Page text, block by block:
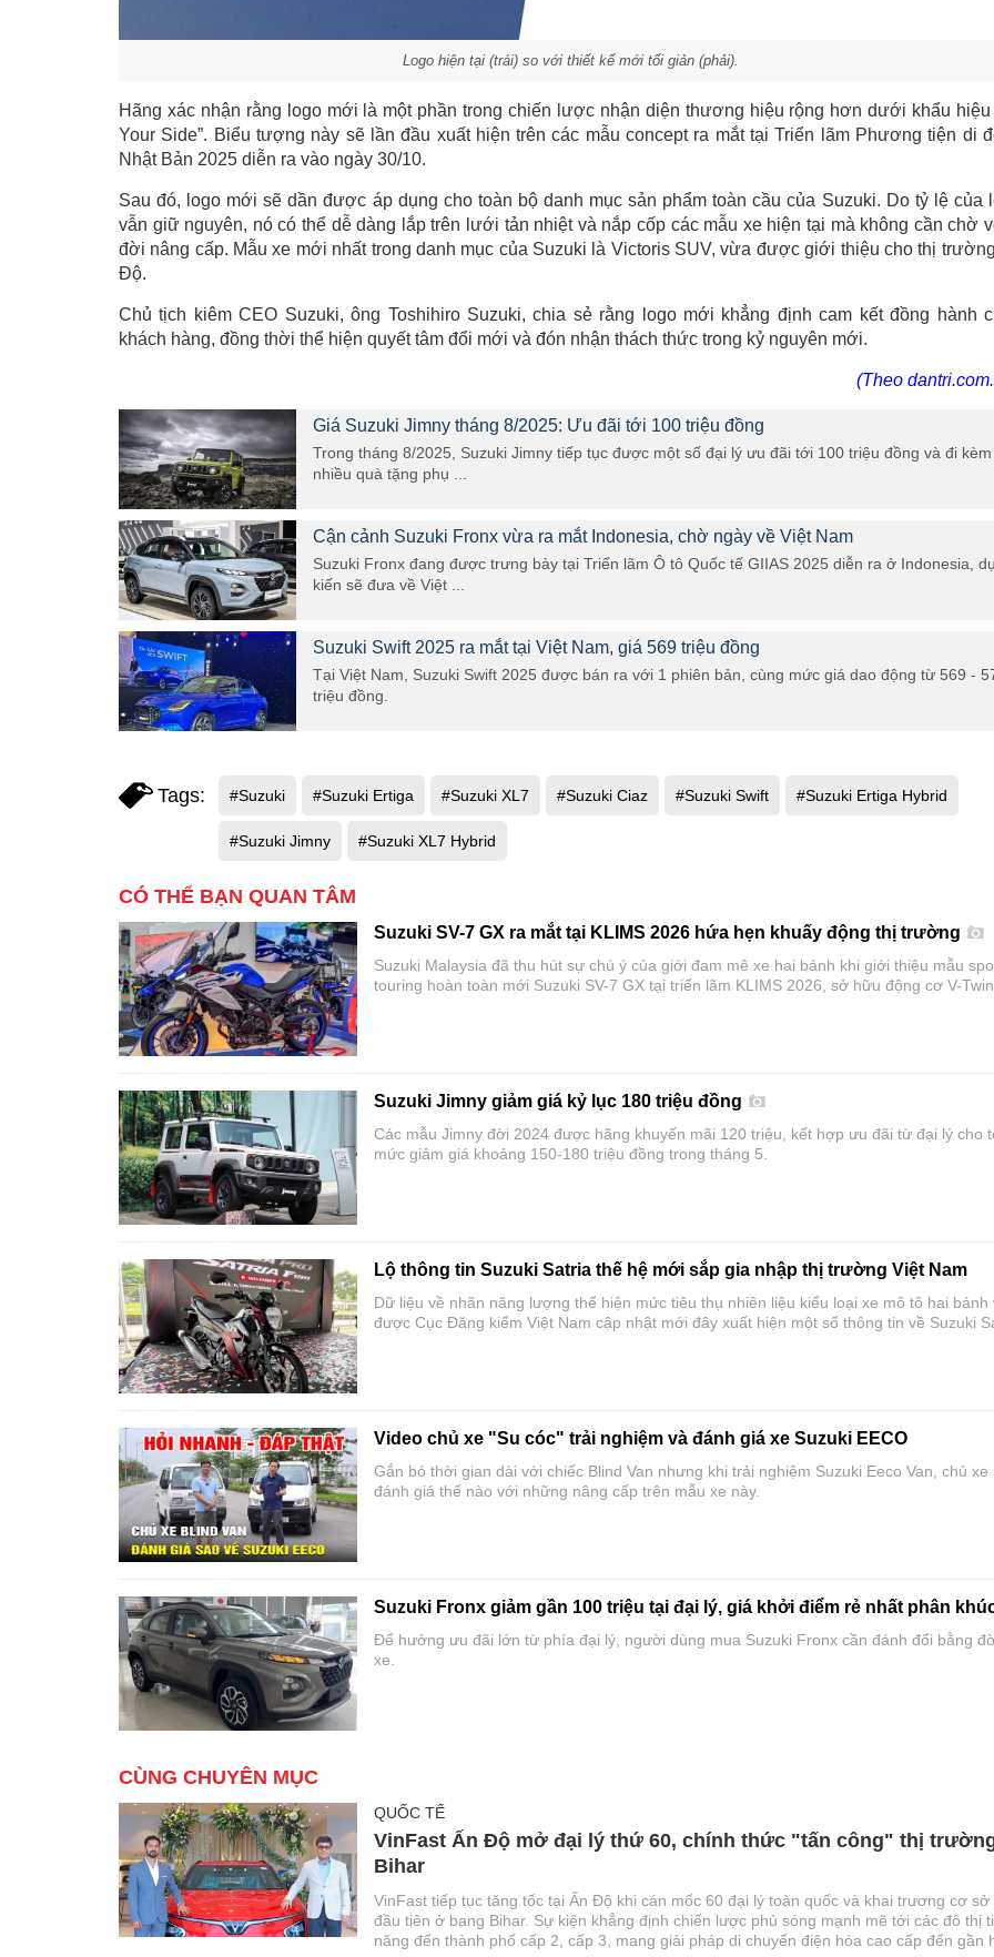
Logo hiện tại (trái) so với thiết kế mới tối giản (phải).
Hãng xác nhận rằng logo mới là một phần trong chiến lược nhận diện thương hiệu rộng hơn dưới khẩu hiệu
Your Side”. Biểu tượng này sẽ lần đầu xuất hiện trên các mẫu concept ra mắt tại Triển lãm Phương tiện di
Nhật Bản 2025 diễn ra vào ngày 30/10.
Sau đó, logo mới sẽ dần được áp dụng cho toàn bộ danh mục sản phẩm toàn cầu của Suzuki. Do tỷ lệ của
vẫn giữ nguyên, nó có thể dễ dàng lắp trên lưới tản nhiệt và nắp cốp các mẫu xe hiện tại mà không cần chờ
đời nâng cấp. Mẫu xe mới nhất trong danh mục của Suzuki là Victoris SUV, vừa được giới thiệu cho thị
Độ.
Chủ tịch kiêm CEO Suzuki, ông Toshihiro Suzuki, chia sẻ rằng logo mới khẳng định cam kết đồng hành
khách hàng, đồng thời thể hiện quyết tâm đổi mới và đón nhận thách thức trong kỷ nguyên mới.
(Theo
Giá Suzuki Jimny tháng 8/2025: Ưu đãi tới 100 triệu đồng
Trong tháng 8/2025, Suzuki Jimny tiếp tục được một số đại lý ưu đãi tới 100 triệu đồng và đi kèm
nhiều quà tặng phụ ...
Cận cảnh Suzuki Fronx vừa ra mắt Indonesia, chờ ngày về Việt Nam
Suzuki Fronx đang được trưng bày tại Triển lãm Ô tô Quốc tế GIIAS 2025 diễn ra ở Indonesia,
kiến sẽ đưa về Việt ...
Suzuki Swift 2025 ra mắt tại Việt Nam, giá 569 triệu đồng
Tại Việt Nam, Suzuki Swift 2025 được bán ra với 1 phiên bản, cùng mức giá dao động từ 569 -
triệu đồng.
Tags: #Suzuki #Suzuki Ertiga #Suzuki XL7 #Suzuki Ciaz #Suzuki Swift #Suzuki Ertiga Hybrid
#Suzuki Jimny #Suzuki XL7 Hybrid
CÓ THỂ BẠN QUAN TÂM
Suzuki SV-7 GX ra mắt tại KLIMS 2026 hứa hẹn khuấy động thị trường
Suzuki Malaysia đã thu hút sự chú ý của giới đam mê xe hai bánh khi giới thiệu mẫu
touring hoàn toàn mới Suzuki SV-7 GX tại triển lãm KLIMS 2026, sở hữu động cơ V-Twin
Suzuki Jimny giảm giá kỷ lục 180 triệu đồng
Các mẫu Jimny đời 2024 được hãng khuyến mãi 120 triệu, kết hợp ưu đãi từ đại lý cho
mức giảm giá khoảng 150-180 triệu đồng trong tháng 5.
Lộ thông tin Suzuki Satria thế hệ mới sắp gia nhập thị trường Việt Nam
Dữ liệu về nhãn năng lượng thể hiện mức tiêu thụ nhiên liệu kiểu loại xe mô tô hai bánh
được Cục Đăng kiểm Việt Nam cập nhật mới đây xuất hiện một số thông tin về Suzuki
Video chủ xe "Su cóc" trải nghiệm và đánh giá xe Suzuki EECO
Gắn bó thời gian dài với chiếc Blind Van nhưng khi trải nghiệm Suzuki Eeco Van, chủ xe
đánh giá thế nào với những nâng cấp trên mẫu xe này.
Suzuki Fronx giảm gần 100 triệu tại đại lý, giá khởi điểm rẻ nhất phân
Để hưởng ưu đãi lớn từ phía đại lý, người dùng mua Suzuki Fronx cần đánh đổi bằng
xe.
CÙNG CHUYÊN MỤC
QUỐC TẾ
VinFast Ấn Độ mở đại lý thứ 60, chính thức "tấn công" thị
Bihar
VinFast tiếp tục tăng tốc tại Ấn Độ khi cán mốc 60 đại lý toàn quốc và khai trương cơ sở
đầu tiên ở bang Bihar. Sự kiện khẳng định chiến lược phủ sóng mạnh mẽ tới các đô thị
năng đến thành phố cấp 2, cấp 3, mang giải pháp di chuyển điện hóa cao cấp đến gần